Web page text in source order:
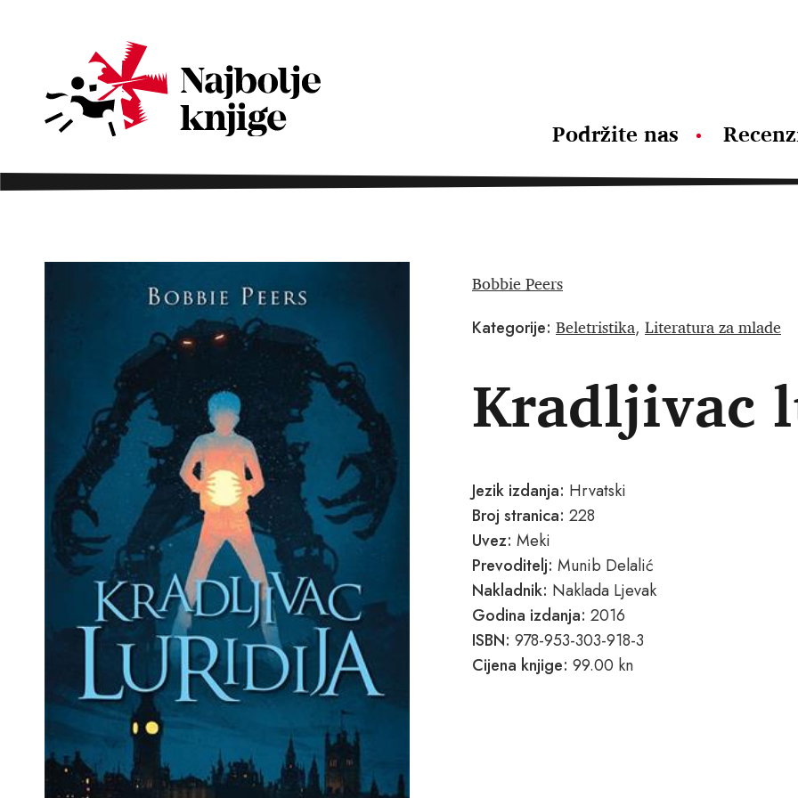
Podržite nas
Bobbie Peers
Kategorije: Beletristika, Literatura za mlade
Kradljivac
Jezik izdanja: Hrvatski
Broj stranica: 228
Uvez: Meki
Prevoditelj: Munib Delalić
Nakladnik: Naklada Ljevak
Godina izdanja: 2016
ISBN: 978-953-303-918-3
Cijena knjige: 99.00 kn